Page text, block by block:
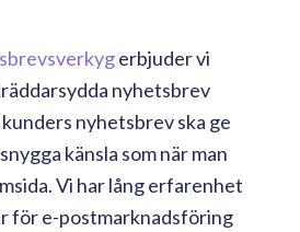
erbjuder vi
nyhetsbrev
kunders nyhetsbrevska ge
känsla som när man
Vi har lång erfarenhet
för e-postmarknadsföring